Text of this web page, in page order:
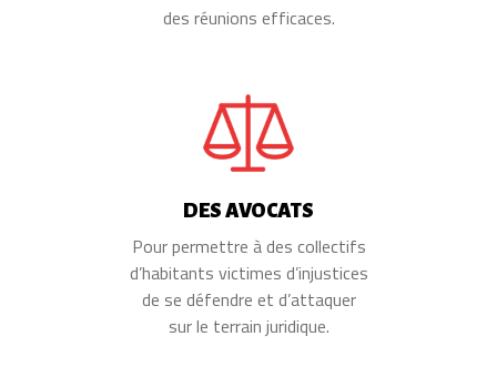
des réunions efficaces.
DES AVOCATS
Pour permettre à des collectifs
d’habitants victimes d’injustices
de se défendre et d’attaquer
sur le terrain juridique.